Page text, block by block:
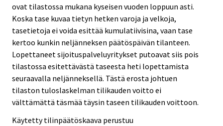
ovat tilastossa mukana kyseisen vuoden loppuun asti.
Koska tase kuvaa tietyn hetken varoja ja velkoja,
tasetietoja ei voida esittää kumulatiivisina, vaan tase
kertoo kunkin neljänneksen päätöspäivän tilanteen.
Lopettaneet sijoituspalveluyritykset putoavat siis pois
tilastossa esitettävästä taseesta heti lopettamista
seuraavalla neljänneksellä. Tästä erosta johtuen
tilaston tuloslaskelman tilikauden voitto ei
välttämättä täsmää täysin taseen tilikauden voittoon.
Käytetty tilinpäätöskaava perustuu